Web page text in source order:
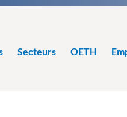
Secteurs OETH